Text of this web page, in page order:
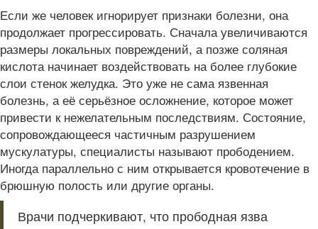
Если же человек игнорирует признаки болезни, она
продолжает прогрессировать. Сначала увеличиваются
размеры локальных повреждений, а позже соляная
кислота начинает воздействовать на более глубокие
слои стенок желудка. Это уже не сама язвенная
болезнь, а её серьёзное осложнение, которое может
привести к нежелательным последствиям. Состояние,
сопровождающееся частичным разрушением
мускулатуры, специалисты называют прободением.
Иногда параллельно с ним открывается кровотечение в
брюшную полость или другие органы.
Врачи подчеркивают, что прободная язва